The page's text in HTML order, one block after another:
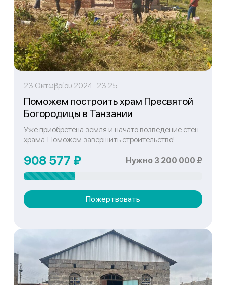
23 Οκτωβρίου 2024 23:25
Поможем построить храм Пресвятой
Богородицы в Танзании
Уже приобретена земля и начато возведение стен
храма. Поможем завершить строительство!
908 577 ₽ Нужно 3 200 000 ₽
Пожертвовать